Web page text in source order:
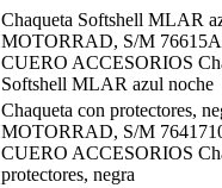
Chaqueta Softshell MLAR
MOTORRAD, S/M
CUERO ACCESORIOS
Softshell MLAR azul noche
Chaqueta con protectores,
MOTORRAD, S/M
CUERO ACCESORIOS
protectores, negra